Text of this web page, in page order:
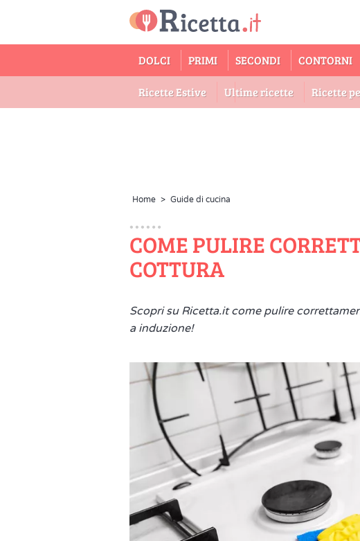
DOLCI PRIMI SECONDI CONTORNI
Ricette Estive Ultime ricette Ricette
Home > Guide di cucina
COME PULIRE
COTTURA
Scopri su Ricetta.it come pulire
a induzione!